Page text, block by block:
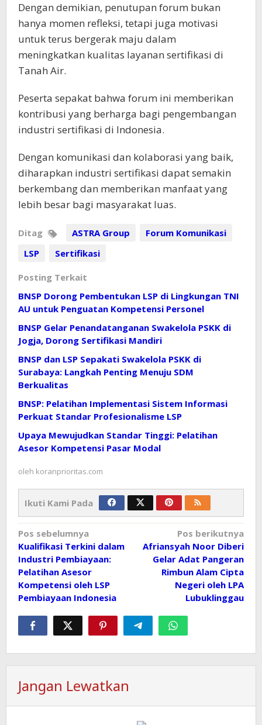
Dengan demikian, penutupan forum bukan
hanya momen refleksi, tetapi juga motivasi
untuk terus bergerak maju dalam
meningkatkan kualitas layanan sertifikasi di
Tanah Air.
Peserta sepakat bahwa forum ini memberikan
kontribusi yang berharga bagi pengembangan
industri sertifikasi di Indonesia.
Dengan komunikasi dan kolaborasi yang baik,
diharapkan industri sertifikasi dapat semakin
berkembang dan memberikan manfaat yang
lebih besar bagi masyarakat luas.
Ditag ASTRA Group
Forum Komunikasi
LSP
Sertifikasi
Posting Terkait
BNSP Dorong Pembentukan LSP di Lingkungan TNI
AU untuk Penguatan Kompetensi Personel
BNSP Gelar Penandatanganan Swakelola PSKK di
Jogja, Dorong Sertifikasi Mandiri
BNSP dan LSP Sepakati Swakelola PSKK di
Surabaya: Langkah Penting Menuju SDM
Berkualitas
BNSP: Pelatihan Implementasi Sistem Informasi
Perkuat Standar Profesionalisme LSP
Upaya Mewujudkan Standar Tinggi: Pelatihan
Asesor Kompetensi Pasar Modal
oleh koranprioritas.com
Ikuti Kami Pada
Navigasi
pos
Pos sebelumnya
Kualifikasi Terkini dalam
Industri Pembiayaan:
Pelatihan Asesor
Kompetensi oleh LSP
Pembiayaan Indonesia
Pos berikutnya
Afriansyah Noor Diberi
Gelar Adat Pangeran
Rimbun Alam Cipta
Negeri oleh LPA
Lubuklinggau
Jangan Lewatkan